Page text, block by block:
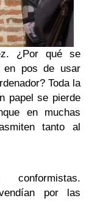
¿Por qué se
en pos de usar
Toda la
papel se pierde
en muchas
tanto al
por las